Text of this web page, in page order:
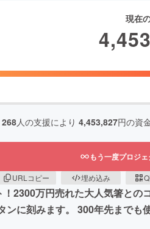
現在
268人の支援により 4,453,827円の資
もう一度プロジ
URLコピー 埋め込み
！2300万円売れた大人気箸と
に刻みます。 300年先まで